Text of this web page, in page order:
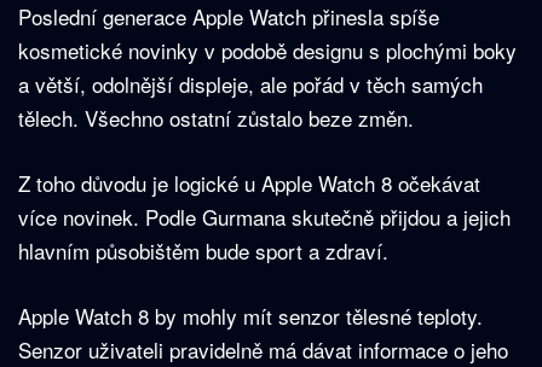
Poslední generace Apple Watch přinesla spíše
kosmetické novinky v podobě designu s plochými boky
a větší, odolnější displeje, ale pořád v těch samých
tělech. Všechno ostatní zůstalo beze změn.
Z toho důvodu je logické u Apple Watch 8 očekávat
více novinek. Podle Gurmana skutečně přijdou a jejich
hlavním působištěm bude sport a zdraví.
Apple Watch 8 by mohly mít senzor tělesné teploty.
Senzor uživateli pravidelně má dávat informace o jeho